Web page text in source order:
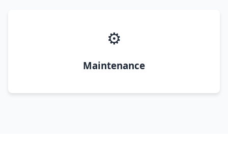
⚙️
Maintenance